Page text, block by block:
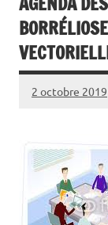
2 octobre 2019